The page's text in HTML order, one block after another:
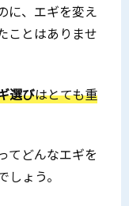
に、エギを変え
ことはありませ
選びはとても重
てどんなエギを
ょう。